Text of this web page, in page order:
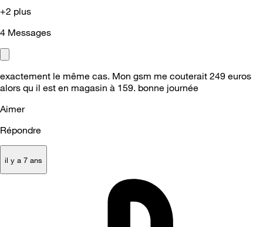
+2 plus
4 Messages
exactement le même cas. Mon gsm me couterait 249 euros
alors qu il est en magasin à 159. bonne journée
Aimer
Répondre
il y a 7 ans